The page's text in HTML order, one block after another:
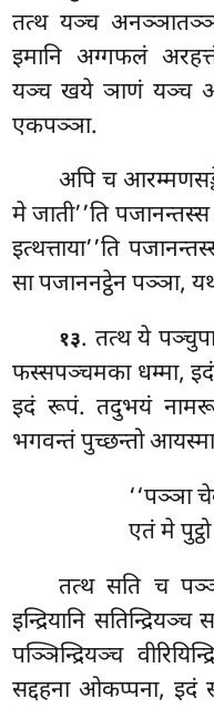
तत्थ यञ्च
इमानि अग्गफलं
यञ्च खये ञाणं यञ्च
एकपञ्ञा.
अपि च
मे जाती’’ति
इत्थत्ताया’’ति
सा पजाननट्ठेन पञ्ञा,
१३. तत्थ ये
फस्सपञ्चमका धम्मा, इदं
इदं रूपं. तदुभयं
भगवन्तं पुच्छन्तो
‘‘पञ्ञा
एतं मे
तत्थ सति च पञ्ञा
इन्द्रियानि सतिन्द्रियञ्च
पञ्ञिन्द्रियञ्च
सद्दहना ओकप्पना, इदं